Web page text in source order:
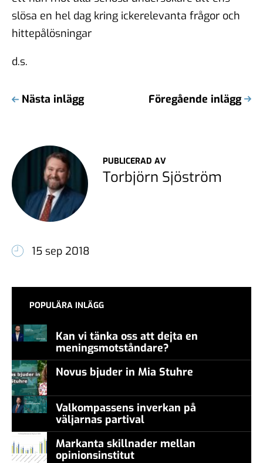
slösa en hel dag kring ickerelevanta frågor och
hittepålösningar
d.s.
Nästa inlägg Föregående inlägg
PUBLICERAD AV
Torbjörn Sjöström
15 sep 2018
POPULÄRA INLÄGG
Kan vi tänka oss att dejta en
meningsmotståndare?
Novus bjuder in Mia Stuhre
Valkompassens inverkan på
väljarnas partival
Markanta skillnader mellan
opinionsinstitut